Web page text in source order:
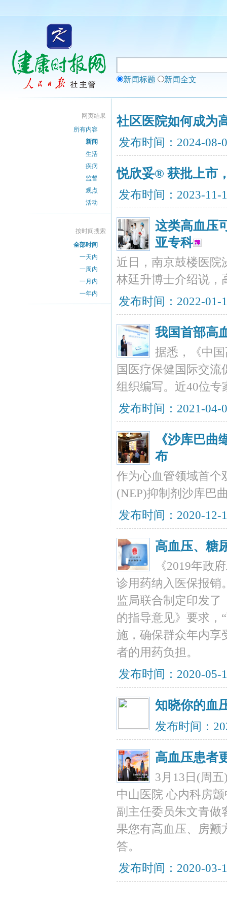
新闻标题 新闻全文
网页结果
所有内容
新闻
生活
疾病
监督
观点
活动
按时间搜索
全部时间
一天内
一周内
一月内
一年内
社区医院如何成为
发布时间：2024-
悦欣妥® 获批上市
发布时间：2023-
这类高血压
亚专科
近日，南京鼓楼医院
林廷升博士介绍说，
发布时间：2022-
我国首部高
据悉，《中
国医疗保健国际交
组织编写。近40位
发布时间：2021-
《沙库巴
布
作为心血管领域首个
(NEP)抑制剂沙库巴
发布时间：2020-
高血压、糖
《2019年政
诊用药纳入医保报销
监局联合制定印发了
的指导意见》要求，
施，确保群众年内享
者的用药负担。
发布时间：2020-
知晓你的血
发布时间：
高血压患者
3月13日(周
中山医院 心内科房
副主任委员朱文青做
果您有高血压、房颤
答。
发布时间：2020-